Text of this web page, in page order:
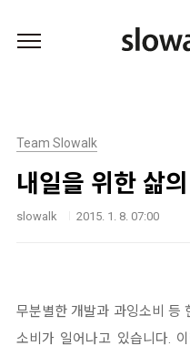
Team Slowalk
내일을 위한 삶
slowalk 2015. 1. 8. 07:00
무분별한 개발과 과잉소비 등
소비가 일어나고 있습니다.